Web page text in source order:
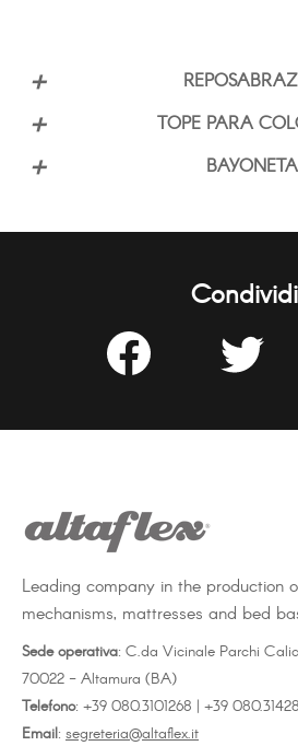
TOPE PARA
BAYONETA
BAYONETA
Condividi
Share
Facebook
Share
Twitter
Leading company in the production
mechanisms, mattresses and bed
Sede operativa: C.da Vicinale Parchi
70022 - Altamura (BA)
Telefono: +39 080.3101268 | +39
Email: segreteria@altaflex.it